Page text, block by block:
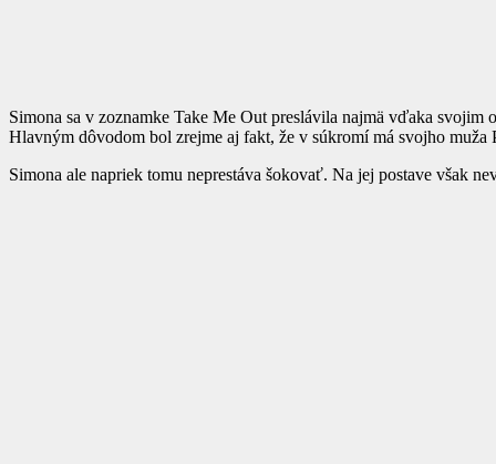
Simona sa v zoznamke Take Me Out preslávila najmä vďaka
Hlavným dôvodom bol zrejme aj fakt, že v súkromí má svojho muža
Simona ale napriek tomu neprestáva šokovať. Na jej postave však